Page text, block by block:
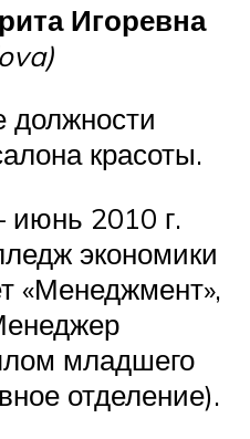
Игоревна
красоты.
июнь 2010 г.
экономики
«Менеджмент»,
младшего
отделение).